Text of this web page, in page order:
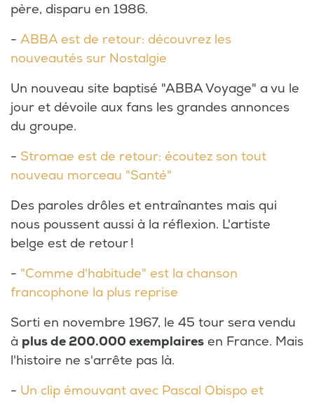
père, disparu en 1986.
- ABBA est de retour: découvrez les
nouveautés sur Nostalgie
Un nouveau site baptisé "ABBA Voyage" a vu le
jour et dévoile aux fans les grandes annonces
du groupe.
- Stromae est de retour: écoutez son tout
nouveau morceau "Santé"
Des paroles drôles et entraînantes mais qui
nous poussent aussi à la réflexion. L'artiste
belge est de retour !
- "Comme d'habitude" est la chanson
francophone la plus reprise
Sorti en novembre 1967, le 45 tour sera vendu
à plus de 200.000 exemplaires en France. Mais
l'histoire ne s'arrête pas là.
- Un clip émouvant avec Pascal Obispo et